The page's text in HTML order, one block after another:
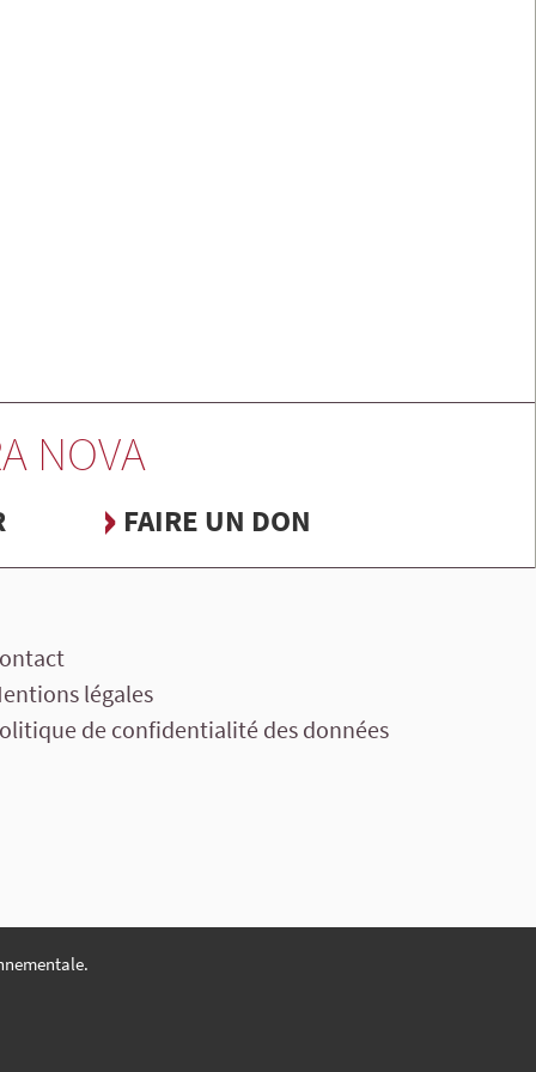
NOVA
FAIRE UN DON
légales
de confidentialité des données